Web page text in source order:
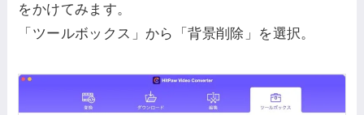
をかけてみます。
「ツールボックス」から「背景削除」を選択。